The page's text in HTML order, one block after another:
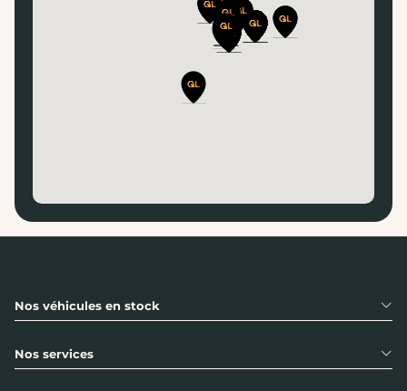
BMW BETHUNE
BMW BOULOGNE-SUR-MER
BMW CALAIS
Nos véhicules en stock
Nos services